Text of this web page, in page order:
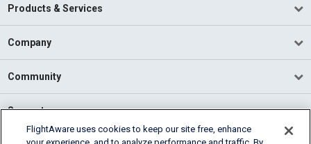
Products & Services
Company
Community
Support
FlightAware uses cookies to keep our site free, enhance